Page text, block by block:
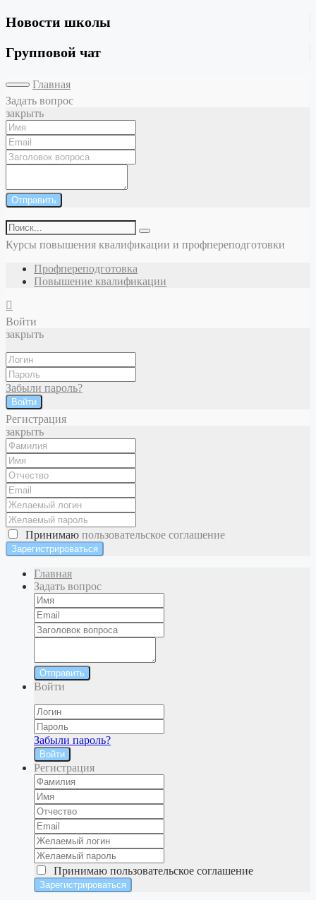
Новости школы
Групповой чат
Главная
Задать вопрос
закрыть
Отправить
Курсы повышения квалификации и профпереподготовки
Профпереподготовка
Повышение квалификации
Войти
закрыть
Забыли пароль?
Войти
Регистрация
закрыть
Принимаю пользовательское соглашение
Главная
Задать вопрос
Отправить
Войти
Забыли пароль?
Войти
Регистрация
Принимаю пользовательское соглашение